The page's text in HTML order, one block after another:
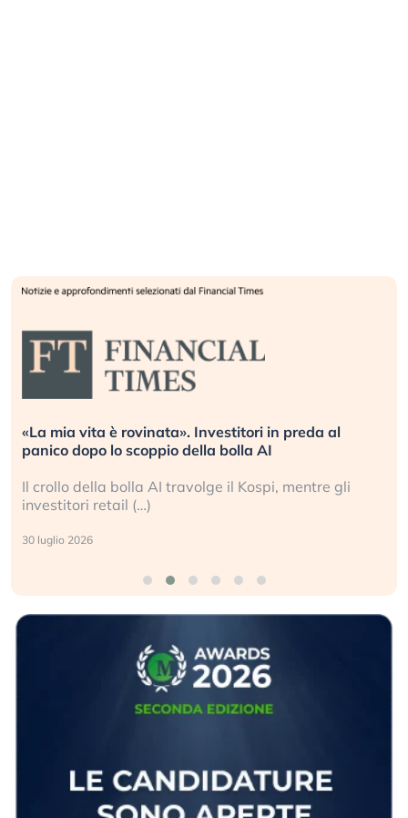
in preda al
AI
Kospi, mentre gli
Quando la finanza pesa più
L’America sta ripetendo gli
La ricchezza mondiale cresce,